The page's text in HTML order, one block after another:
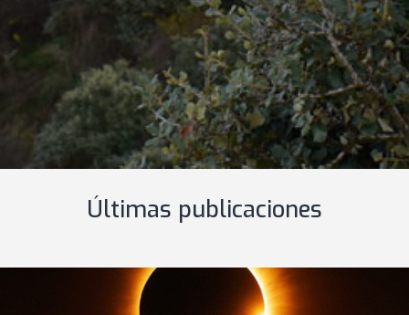
Últimas publicaciones